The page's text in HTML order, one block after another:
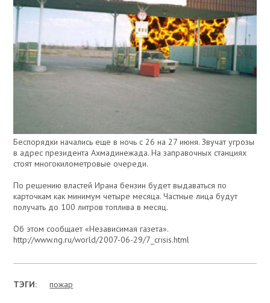
Беспорядки начались еще в ночь с 26 на 27 июня. Звучат угрозы
в адрес президента Ахмадинежада. На заправочных станциях
стоят многокилометровые очереди.
По решению властей Ирана бензин будет выдаваться по
карточкам как минимум четыре месяца. Частные лица будут
получать до 100 литров топлива в месяц.
Об этом сообщает «Независимая газета».
http://www.ng.ru/world/2007-06-29/7_crisis.html
ТЭГИ: пожар